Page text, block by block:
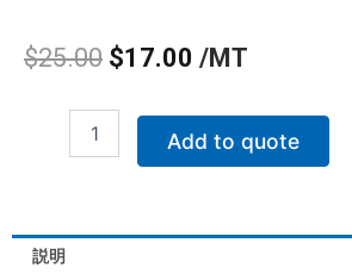
$25.00 元
は
$17.00 現
の
格
/MT
（B4C）
と
Add to quote
説明